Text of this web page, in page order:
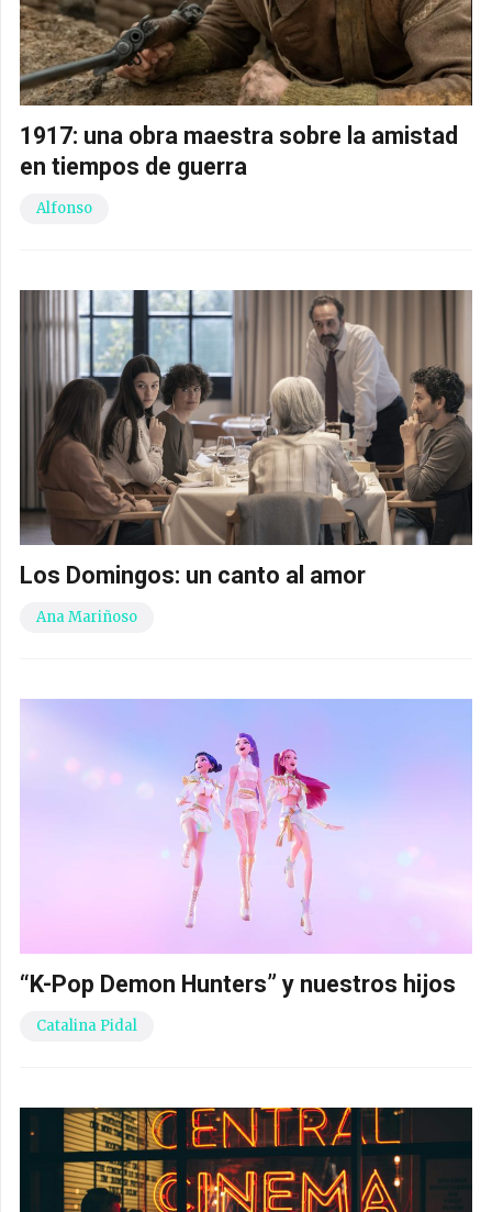
1917: una obra maestra sobre la amistad
en tiempos de guerra
Alfonso
Los Domingos: un canto al amor
Ana Mariñoso
“K-Pop Demon Hunters” y nuestros hijos
Catalina Pidal